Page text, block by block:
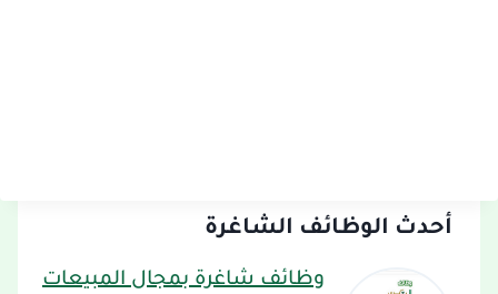
أحدث الوظائف الشاغرة
وظائف شاغرة بمجال المبيعات